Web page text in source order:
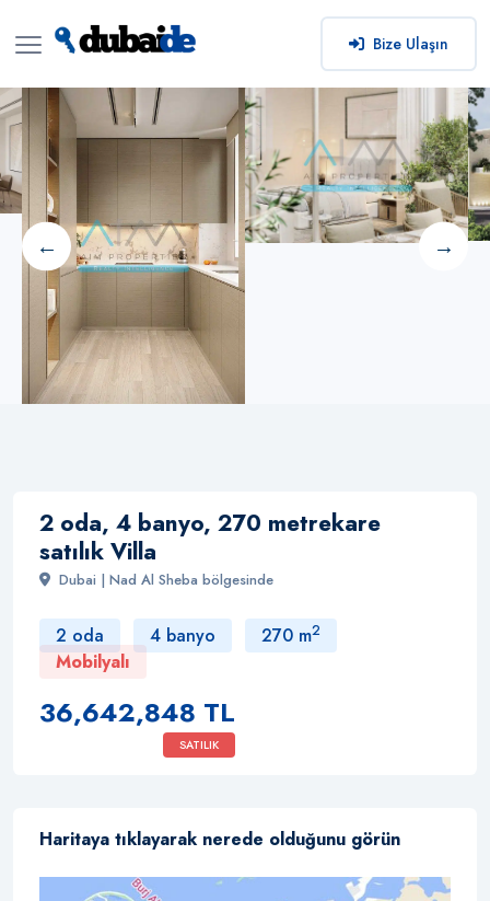
Bize Ulaşın
2 oda, 4 banyo, 270 metrekare
satılık Villa
Dubai | Nad Al Sheba bölgesinde
2 oda 4 banyo 270 m2
Mobilyalı
36,642,848 TL
SATILIK
Haritaya tıklayarak nerede olduğunu görün